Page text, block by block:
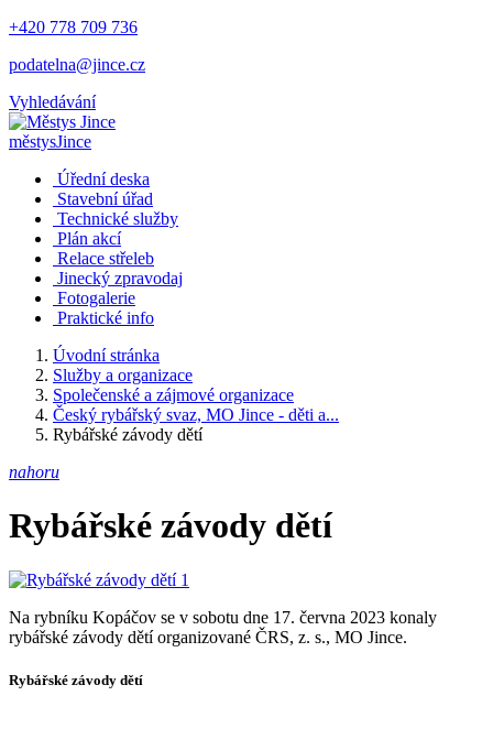
+420 778 709 736
podatelna@jince.cz
Vyhledávání
městysJince
Úřední deska
Stavební úřad
Technické služby
Plán akcí
Relace střeleb
Jinecký zpravodaj
Fotogalerie
Praktické info
Úvodní stránka
Služby a organizace
Společenské a zájmové organizace
Český rybářský svaz, MO Jince - děti a...
Rybářské závody dětí
nahoru
Rybářské závody dětí
Na rybníku Kopáčov se v sobotu dne 17. června 2023 konaly
rybářské závody dětí organizované ČRS, z. s., MO Jince.
Rybářské závody dětí